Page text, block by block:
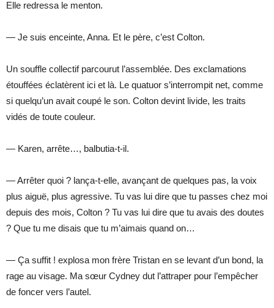
Elle redressa le menton.
— Je suis enceinte, Anna. Et le père, c’est Colton.
Un souffle collectif parcourut l’assemblée. Des exclamations
étouffées éclatèrent ici et là. Le quatuor s’interrompit net, comme
si quelqu’un avait coupé le son. Colton devint livide, les traits
vidés de toute couleur.
— Karen, arrête…, balbutia-t-il.
— Arrêter quoi ? lança-t-elle, avançant de quelques pas, la voix
plus aiguë, plus agressive. Tu vas lui dire que tu passes chez moi
depuis des mois, Colton ? Tu vas lui dire que tu avais des doutes
? Que tu me disais que tu m’aimais quand on…
— Ça suffit ! explosa mon frère Tristan en se levant d’un bond, la
rage au visage. Ma sœur Cydney dut l’attraper pour l’empêcher
de foncer vers l’autel.